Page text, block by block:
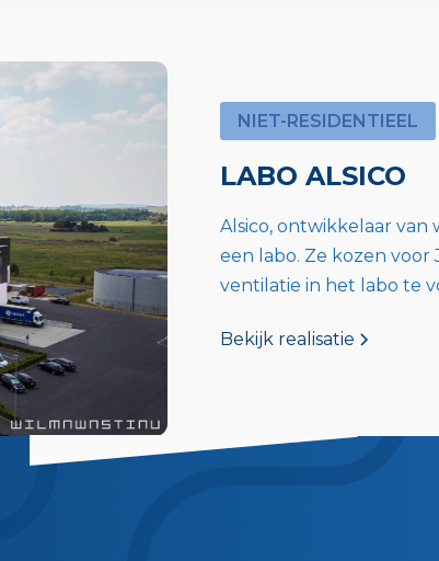
NIET-RESIDENTIEEL
LABO ALSICO
Alsico, ontwikkelaar
een labo. Ze kozen
ventilatie in het labo te
Bekijk realisatie